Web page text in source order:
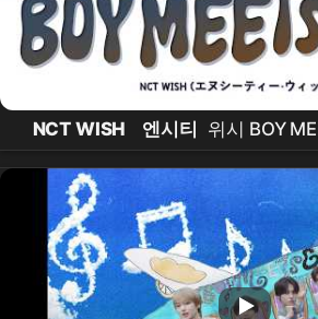
NCT WISH 엔시티 위시 BOY
(Color Coded/ENG/KAN/